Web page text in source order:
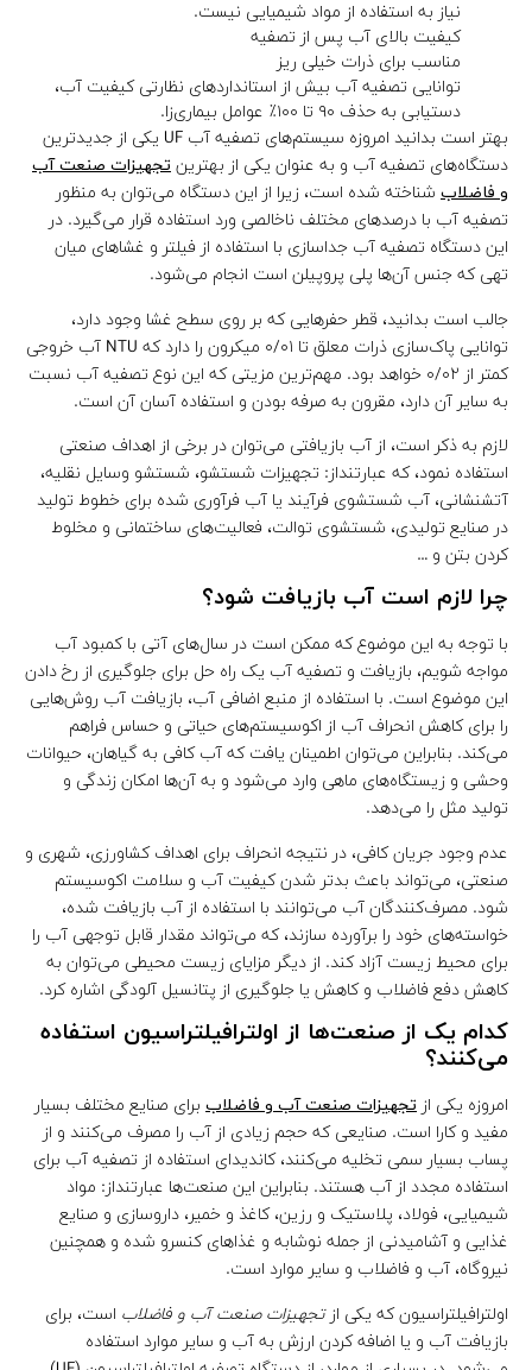
نیاز به استفاده از مواد شیمیایی نیست.
کیفیت بالای آب پس از تصفیه
مناسب برای ذرات خیلی ریز
توانایی تصفیه آب بیش از استانداردهای نظارتی کیفیت آب،
دستیابی به حذف ۹۰ تا ۱۰۰٪ عوامل بیماری‌زا.
بهتر است بدانید امروزه سیستم‌های تصفیه آب UF یکی از جدیدترین
دستگاه‌های تصفیه آب و به عنوان یکی از بهترین تجهیزات صنعت آب
و فاضلاب شناخته شده است، زیرا از این دستگاه می‌توان به منظور
تصفیه آب با درصدهای مختلف ناخالصی ورد استفاده قرار می‌گیرد. در
این دستگاه تصفیه آب جداسازی با استفاده از فیلتر و غشاهای میان
تهی که جنس آن‌ها پلی پروپیلن است انجام می‌شود.
جالب است بدانید، قطر حفرهایی که بر روی سطح غشا وجود دارد،
توانایی پاک‌سازی ذرات معلق تا ۰/۰۱ میکرون را دارد که NTU آب خروجی
کمتر از ۰/۰۲ خواهد بود. مهم‌ترین مزیتی که این نوع تصفیه آب نسبت
به سایر آن دارد، مقرون به صرفه بودن و استفاده آسان آن است.
لازم به ذکر است، از آب بازیافتی می‌توان در برخی از اهداف صنعتی
استفاده نمود، که عبارتنداز: تجهیزات شستشو، شستشو وسایل نقلیه،
آتشنشانی، آب شستشوی فرآیند یا آب فرآوری شده برای خطوط تولید
در صنایع تولیدی، شستشوی توالت، فعالیت‌های ساختمانی و مخلوط
کردن بتن و …
چرا لازم است آب بازیافت شود؟
با توجه به این موضوع که ممکن است در سال‌های آتی با کمبود آب
مواجه شویم، بازیافت و تصفیه آب یک راه حل برای جلوگیری از رخ دادن
این موضوع است. با استفاده از منبع اضافی آب، بازیافت آب روش‌هایی
را برای کاهش انحراف آب از اکوسیستم‌های حیاتی و حساس فراهم
می‌کند. بنابراین می‌توان اطمینان یافت که آب کافی به گیاهان، حیوانات
وحشی و زیستگاه‌های ماهی وارد می‌شود و به آن‌ها امکان زندگی و
تولید مثل را می‌دهد.
عدم وجود جریان کافی، در نتیجه انحراف برای اهداف کشاورزی، شهری و
صنعتی، می‌تواند باعث بدتر شدن کیفیت آب و سلامت اکوسیستم
شود. مصرف‌کنندگان آب می‌توانند با استفاده از آب بازیافت شده‌،
خواسته‌های خود را برآورده سازند، که می‌تواند مقدار قابل توجهی آب را
برای محیط زیست آزاد کند. از دیگر مزایای زیست محیطی می‌توان به
کاهش دفع فاضلاب و کاهش یا جلوگیری از پتانسیل آلودگی اشاره کرد.
کدام یک از صنعت‌ها از اولترافیلتراسیون استفاده
می‌کنند؟
امروزه یکی از تجهیزات صنعت آب و فاضلاب برای صنایع مختلف بسیار
مفید و کارا است. صنایعی که حجم زیادی از آب را مصرف می‌کنند و از
پساب بسیار سمی تخلیه می‌کنند، کاندیدای استفاده از تصفیه آب برای
استفاده مجدد از آب هستند. بنابراین این صنعت‌ها عبارتنداز: مواد
شیمیایی‌، فولاد‌، پلاستیک و رزین‌، کاغذ و خمیر‌، داروسازی و صنایع
غذایی و آشامیدنی از جمله نوشابه و غذاهای کنسرو شده و همچنین
نیروگاه‌، آب و فاضلاب و سایر موارد است.
اولترافیلتراسیون که یکی ازتجهیزات صنعت آب و فاضلاب است، برای
بازیافت آب و یا اضافه کردن ارزش به آب و سایر موارد استفاده